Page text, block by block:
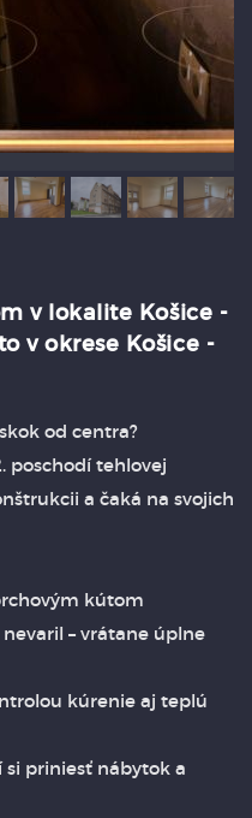
v lokalite Košice -
v okrese Košice -
od centra?
poschodí tehlovej
a čaká na svojich
kútom
– vrátane úplne
kúrenie aj teplú
si priniesť nábytok a